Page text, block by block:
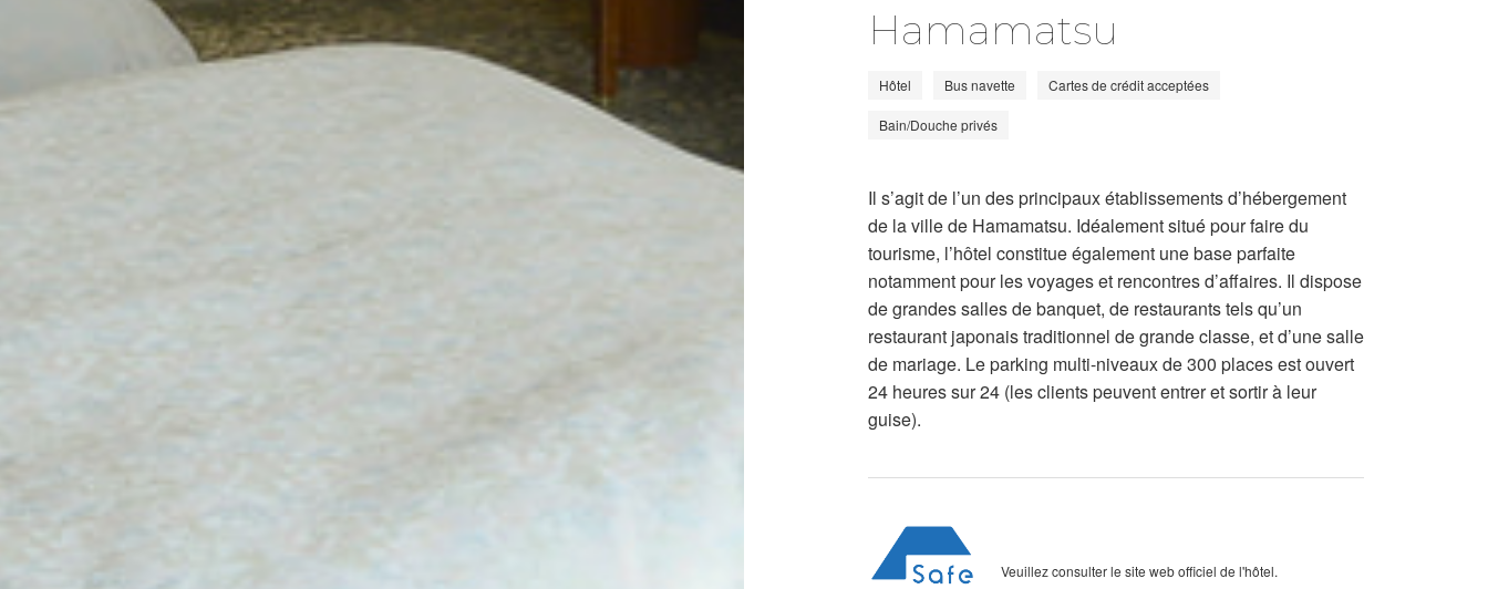
Hamamatsu
Hôtel Bus navette Cartes de crédit acceptées
Bain/Douche privés
Il s’agit de l’un des principaux établissements d’hébergement
de la ville de Hamamatsu. Idéalement situé pour faire du
tourisme, l’hôtel constitue également une base parfaite
notamment pour les voyages et rencontres d’affaires. Il dispose
de grandes salles de banquet, de restaurants tels qu’un
restaurant japonais traditionnel de grande classe, et d’une salle
de mariage. Le parking multi-niveaux de 300 places est ouvert
24 heures sur 24 (les clients peuvent entrer et sortir à leur
guise).
Veuillez consulter le site web officiel de l'hôtel.